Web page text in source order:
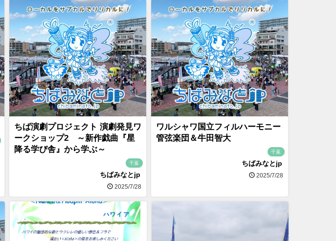
ちば演劇プロジェクト 演劇発見ワ
ークショップ2 ～新作戯曲『星
降る学び舎』から学ぶ～
千葉
ちばみなとjp
2025/7/28
ワルシャワ国立フィルハーモニー
管弦楽団＆牛田智大
千葉
ちばみなとjp
2025/7/28